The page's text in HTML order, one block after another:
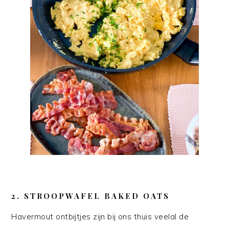
2. STROOPWAFEL BAKED OATS
Havermout ontbijtjes zijn bij ons thuis veelal de